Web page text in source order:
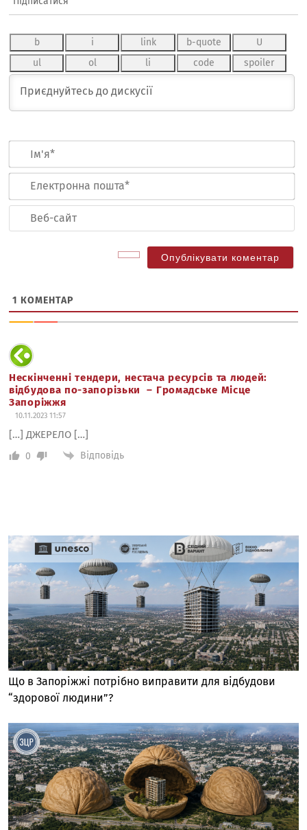
1 КОМЕНТАР
Нескінченні тендери, нестача ресурсів та людей:
відбудова по-запорізьки – Громадське Місце
Запоріжжя
10.11.2023 11:57
[…] ДЖЕРЕЛО […]
0 Відповідь
Що в Запоріжжі потрібно виправити для відбудови
“здорової людини”?